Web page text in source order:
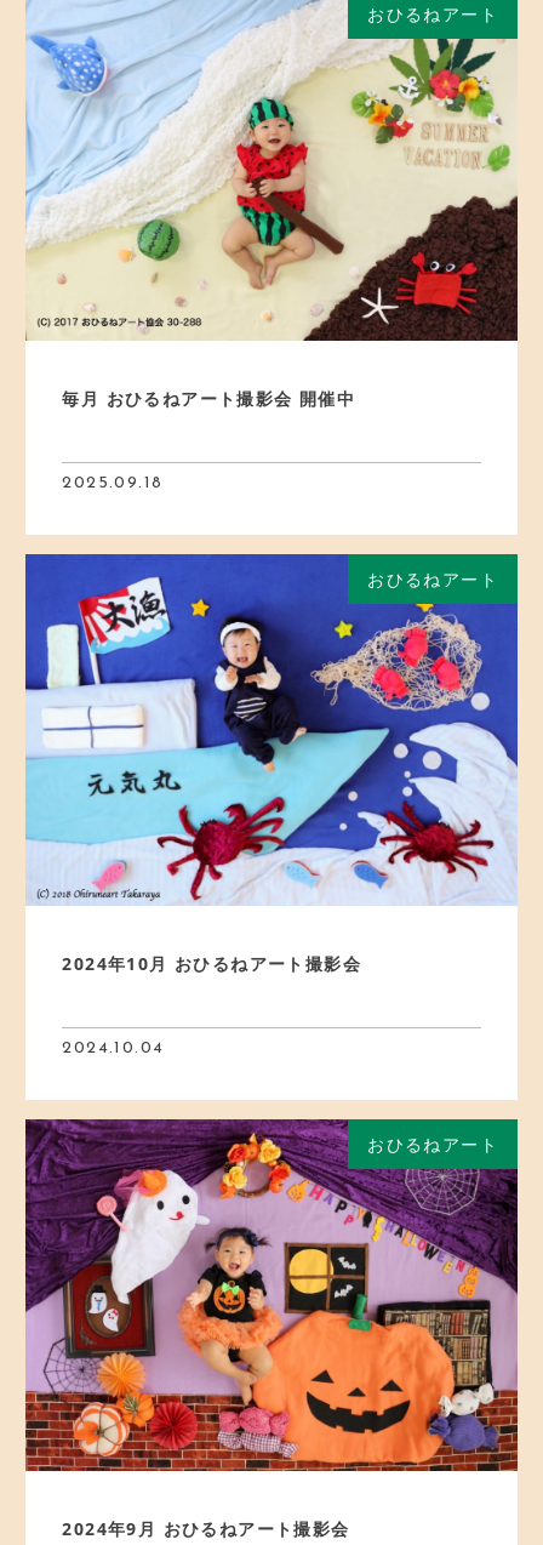
おひるねアート
毎月 おひるねアート撮影会 開催中
2025.09.18
おひるねアート
2024年10月 おひるねアート撮影会
2024.10.04
おひるねアート
2024年9月 おひるねアート撮影会